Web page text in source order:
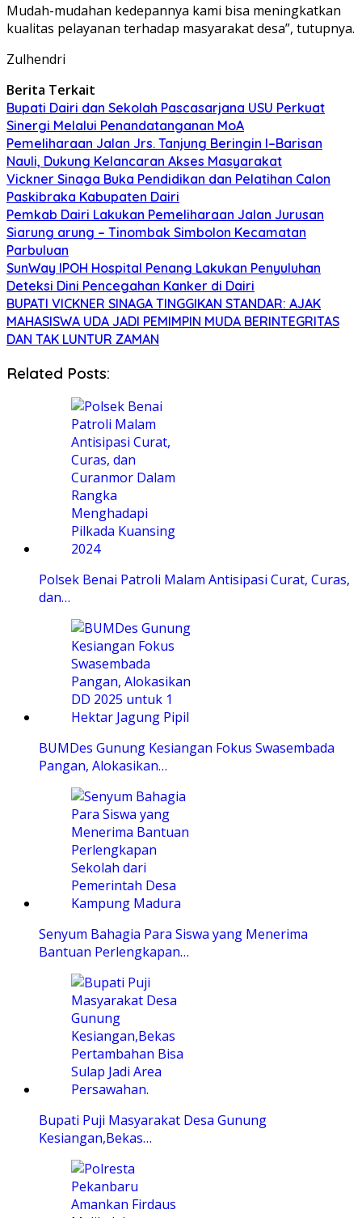
Mudah-mudahan kedepannya kami bisa meningkatkan
kualitas pelayanan terhadap masyarakat desa”, tutupnya.
Zulhendri
Berita Terkait
Bupati Dairi dan Sekolah Pascasarjana USU Perkuat
Sinergi Melalui Penandatanganan MoA
Pemeliharaan Jalan Jrs. Tanjung Beringin I–Barisan
Nauli, Dukung Kelancaran Akses Masyarakat
Vickner Sinaga Buka Pendidikan dan Pelatihan Calon
Paskibraka Kabupaten Dairi
Pemkab Dairi Lakukan Pemeliharaan Jalan Jurusan
Siarung arung – Tinombak Simbolon Kecamatan
Parbuluan
SunWay IPOH Hospital Penang Lakukan Penyuluhan
Deteksi Dini Pencegahan Kanker di Dairi
BUPATI VICKNER SINAGA TINGGIKAN STANDAR: AJAK
MAHASISWA UDA JADI PEMIMPIN MUDA BERINTEGRITAS
DAN TAK LUNTUR ZAMAN
Related Posts:
Polsek Benai Patroli Malam Antisipasi Curat, Curas,
dan…
BUMDes Gunung Kesiangan Fokus Swasembada
Pangan, Alokasikan…
Senyum Bahagia Para Siswa yang Menerima
Bantuan Perlengkapan…
Bupati Puji Masyarakat Desa Gunung
Kesiangan,Bekas…